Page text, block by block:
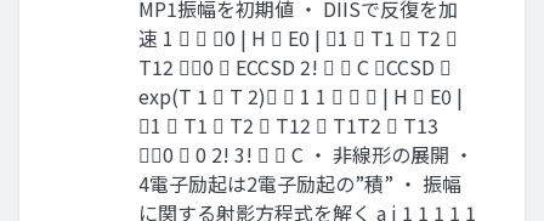
MP1振幅を初期値 ・ DIISで反復を加
速 1   0 | H  E0 | 1  T1  T2 
T12 0  ECCSD 2!   C CCSD 
exp(T 1  T 2)  1 1    | H  E0 |
1  T1  T2  T12  T1T2  T13
0  0 2! 3!   C ・ 非線形の展開 ・
4電子励起は2電子励起の”積” ・ 振幅
に関する射影方程式を解く a i 1 1 1 1 1